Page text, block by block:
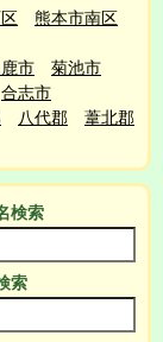
熊本市南区
市
菊池市
合志市
八代郡
葦北郡
検索
索